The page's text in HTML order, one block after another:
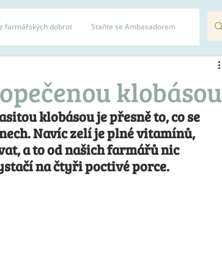
farmářských dobrot Staňte se Ambasadorem
klobásou
klobásou je přesně to, co se
Navíc zelí je plné vitamínů,
a to od našich farmářů nic
na čtyři poctivé porce.